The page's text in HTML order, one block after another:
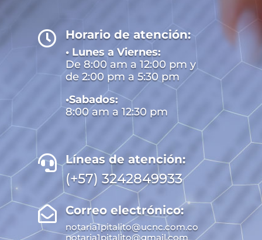
 Horario de atención:
• Lunes a Viernes:
De 8:00 am a 12:00 pm y
de 2:00 pm a 5:30 pm
•Sabados:
8:00 am a 12:30 pm
 Líneas de atención:
(+57) 3242849933
 Correo electrónico:
notaria1pitalito@ucnc.com.co
notaria1pitalito@gmail.com